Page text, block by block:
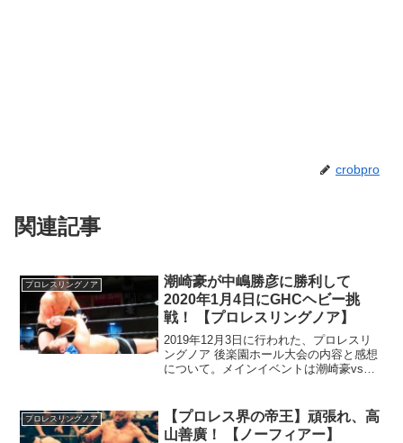
crobpro
関連記事
プロレスリングノア
潮崎豪が中嶋勝彦に勝利して
2020年1月4日にGHCヘビー挑
戦！ 【プロレスリングノア】
2019年12月3日に行われた、プロレスリ
ングノア 後楽園ホール大会の内容と感想
について。メインイベントは潮崎豪vs中
プロレスリングノア
【プロレス界の帝王】頑張れ、高
山善廣！ 【ノーフィアー】